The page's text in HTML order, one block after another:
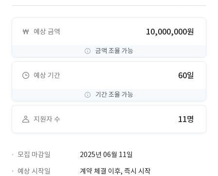
예상 금액 10,000,000원
금액 조율 가능
예상 기간 60일
기간 조율 가능
지원자 수 11명
모집 마감일
2025년 06월 11일
예상 시작일
계약 체결 이후, 즉시 시작